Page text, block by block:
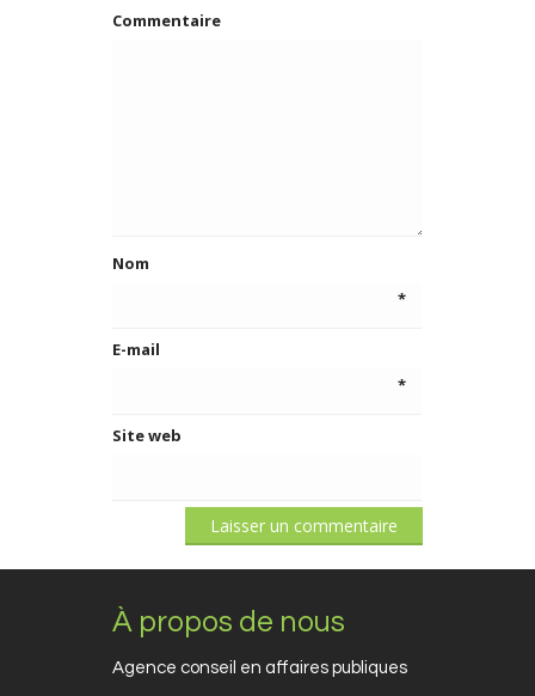
Commentaire
Nom
*
E-mail
*
Site web
À propos de nous
Agence conseil en affaires publiques